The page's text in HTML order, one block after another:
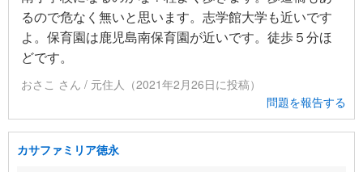
るので危なく無いと思います。志学館大学も近いです
よ。保育園は鹿児島南保育園が近いです。徒歩５分ほ
どです。
おさこ さん / 元住人（2021年2月26日に投稿）
問題を報告する
カサファミリア徳永